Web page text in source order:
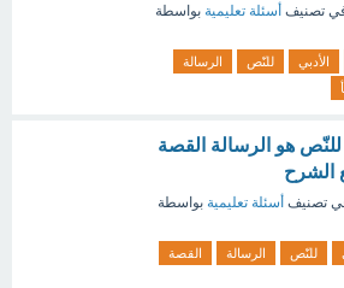
تصنيف أسئلة تعليمية بواسطة
الأدبي للنّص
الرسالة
للنّص هو الرسالة القصة
الشرح
تصنيف أسئلة تعليمية بواسطة
للنّص الرسالة
القصة